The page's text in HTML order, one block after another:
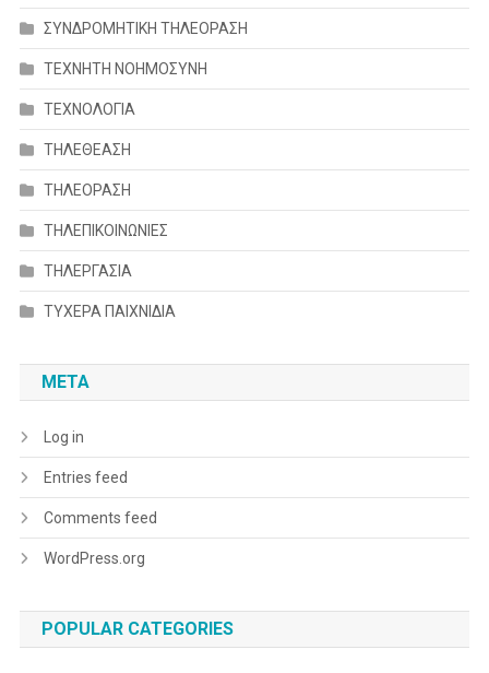
ΣΥΝΔΡΟΜΗΤΙΚΗ ΤΗΛΕΟΡΑΣΗ
ΤΕΧΝΗΤΗ ΝΟΗΜΟΣΥΝΗ
ΤΕΧΝΟΛΟΓΙΑ
ΤΗΛΕΘΕΑΣΗ
ΤΗΛΕΟΡΑΣΗ
ΤΗΛΕΠΙΚΟΙΝΩΝΙΕΣ
ΤΗΛΕΡΓΑΣΙΑ
ΤΥΧΕΡΑ ΠΑΙΧΝΙΔΙΑ
META
Log in
Entries feed
Comments feed
WordPress.org
POPULAR CATEGORIES